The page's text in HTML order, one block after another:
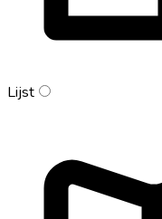
Lijst